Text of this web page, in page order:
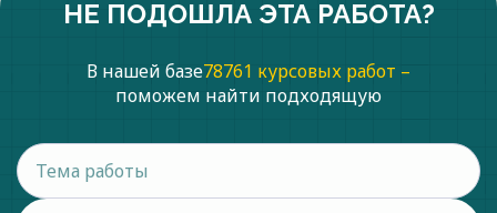
НЕ ПОДОШЛА ЭТА РАБОТА?
В нашей базе78761 курсовых работ –
поможем найти подходящую